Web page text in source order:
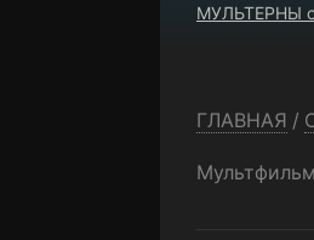
МУЛЬТЕРНЫ
ГЛАВНАЯ /
Мультфильм